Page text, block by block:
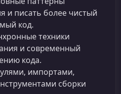
и писать более чистый
код.
техники
и современный
кода.
импортами,
сборки